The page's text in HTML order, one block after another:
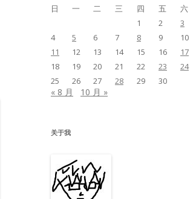
日
一 二 三 四 五
六
1
2
3
4
5 6 7 8 9
10
11
12 13 14 15 16
17
18
19 20 21 22 23
24
25
26 27 28 29 30
« 8 月 10 月 »
关于我